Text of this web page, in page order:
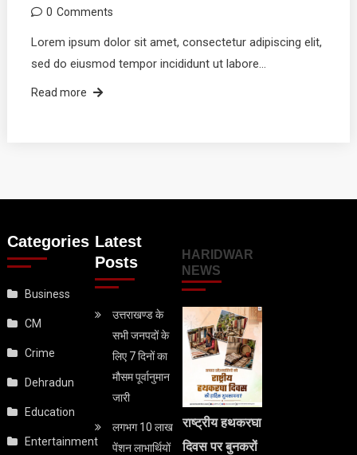
0 Comments
Lorem ipsum dolor sit amet, consectetur adipiscing elit,
sed do eiusmod tempor incididunt ut labore…
Read more
Categories
Business
CM
Crime
Dehradun
Education
Entertainment
Latest
Posts
उत्तराखण्ड के
सभी जनपदों के
लिए 7 दिनों का
मौसम पूर्वानुमान
जारी
लगभग 10 लाख
पेंशन लाभार्थियों
HARIDWAR
NEWS
राष्ट्रीय हथकरघा
दिवस पर बुनकरों